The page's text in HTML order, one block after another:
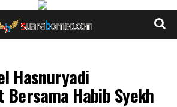
Hasnuryadi
Habib Syekh